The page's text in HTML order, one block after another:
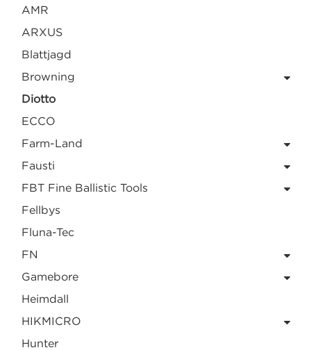
AMR
ARXUS
Blattjagd
Browning
Diotto
ECCO
Farm-Land
Fausti
FBT Fine Ballistic Tools
Fellbys
Fluna-Tec
FN
Gamebore
Heimdall
HIKMICRO
Hunter